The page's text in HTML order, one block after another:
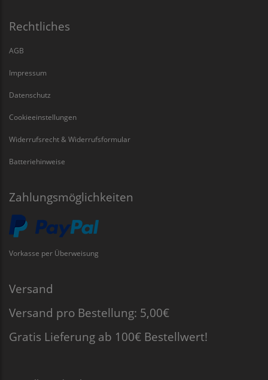
Rechtliches
AGB
Impressum
Datenschutz
Cookieeinstellungen
Widerrufsrecht & Widerrufsformular
Batteriehinweise
Zahlungsmöglichkeiten
Vorkasse per Überweisung
Versand
Versand pro Bestellung: 5,00€
Gratis Lieferung ab 100€ Bestellwert!